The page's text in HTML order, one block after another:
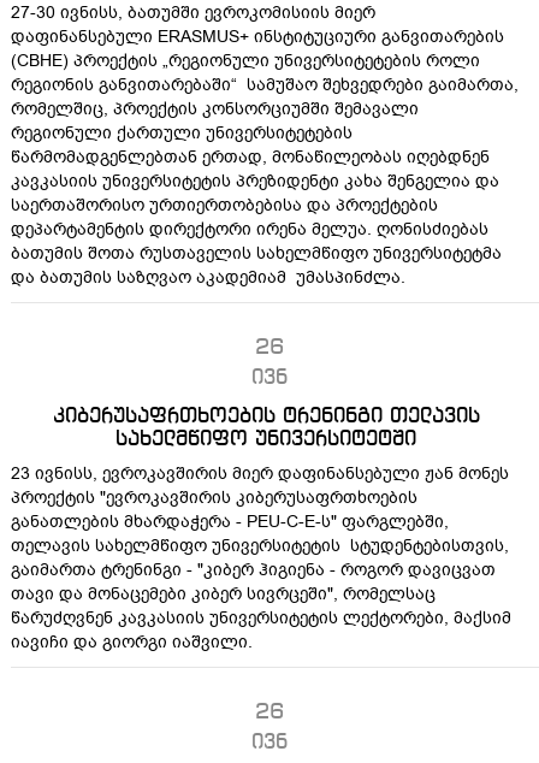
27-30 ივნისს, ბათუმში ევროკომისიის მიერ
დაფინანსებული ERASMUS+ ინსტიტუციური განვითარების
(CBHE) პროექტის „რეგიონული უნივერსიტეტების როლი
რეგიონის განვითარებაში“ სამუშაო შეხვედრები გაიმართა,
რომელშიც, პროექტის კონსორციუმში შემავალი
რეგიონული ქართული უნივერსიტეტების
წარმომადგენლებთან ერთად, მონაწილეობას იღებდნენ
კავკასიის უნივერსიტეტის პრეზიდენტი კახა შენგელია და
საერთაშორისო ურთიერთობებისა და პროექტების
დეპარტამენტის დირექტორი ირენა მელუა. ღონისძიებას
ბათუმის შოთა რუსთაველის სახელმწიფო უნივერსიტეტმა
და ბათუმის საზღვაო აკადემიამ უმასპინძლა.
26
ივნ
კიბერუსაფრთხოების ტრენინგი თელავის
სახელმწიფო უნივერსიტეტში
23 ივნისს, ევროკავშირის მიერ დაფინანსებული ჟან მონეს
პროექტის "ევროკავშირის კიბერუსაფრთხოების
განათლების მხარდაჭერა - PEU-C-E-ს" ფარგლებში,
თელავის სახელმწიფო უნივერსიტეტის სტუდენტებისთვის,
გაიმართა ტრენინგი - "კიბერ ჰიგიენა - როგორ დავიცვათ
თავი და მონაცემები კიბერ სივრცეში", რომელსაც
წარუძღვნენ კავკასიის უნივერსიტეტის ლექტორები, მაქსიმ
იავიჩი და გიორგი იაშვილი.
26
ივნ